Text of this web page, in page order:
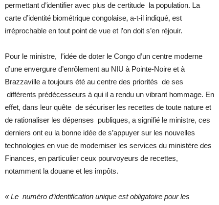
permettant d’identifier avec plus de certitude la population. La
carte d’identité biométrique congolaise, a-t-il indiqué, est
irréprochable en tout point de vue et l’on doit s’en réjouir.
Pour le ministre, l’idée de doter le Congo d’un centre moderne
d’une envergure d’enrôlement au NIU à Pointe-Noire et à
Brazzaville a toujours été au centre des priorités de ses
différents prédécesseurs à qui il a rendu un vibrant hommage. En
effet, dans leur quête de sécuriser les recettes de toute nature et
de rationaliser les dépenses publiques, a signifié le ministre, ces
derniers ont eu la bonne idée de s’appuyer sur les nouvelles
technologies en vue de moderniser les services du ministère des
Finances, en particulier ceux pourvoyeurs de recettes,
notamment la douane et les impôts.
« Le numéro d’identification unique est obligatoire pour les